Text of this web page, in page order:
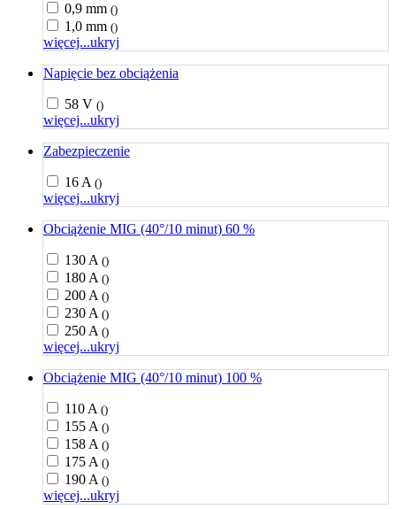
0,9 mm ()
1,0 mm ()
więcej...ukryj
Napięcie bez obciążenia
58 V ()
więcej...ukryj
Zabezpieczenie
16 A ()
więcej...ukryj
Obciążenie MIG (40°/10 minut) 60 %
130 A ()
180 A ()
200 A ()
230 A ()
250 A ()
więcej...ukryj
Obciążenie MIG (40°/10 minut) 100 %
110 A ()
155 A ()
158 A ()
175 A ()
190 A ()
więcej...ukryj